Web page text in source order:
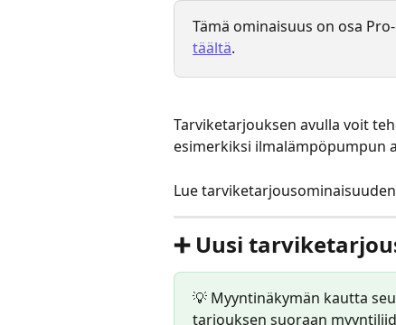
Tämä ominaisuus on osa
täältä.
Tarviketarjouksen avulla voit
esimerkiksi ilmalämpöpumpun
Lue
➕ Uusi
💡 Myyntinäkymän kautta
tarjouksen suoraan